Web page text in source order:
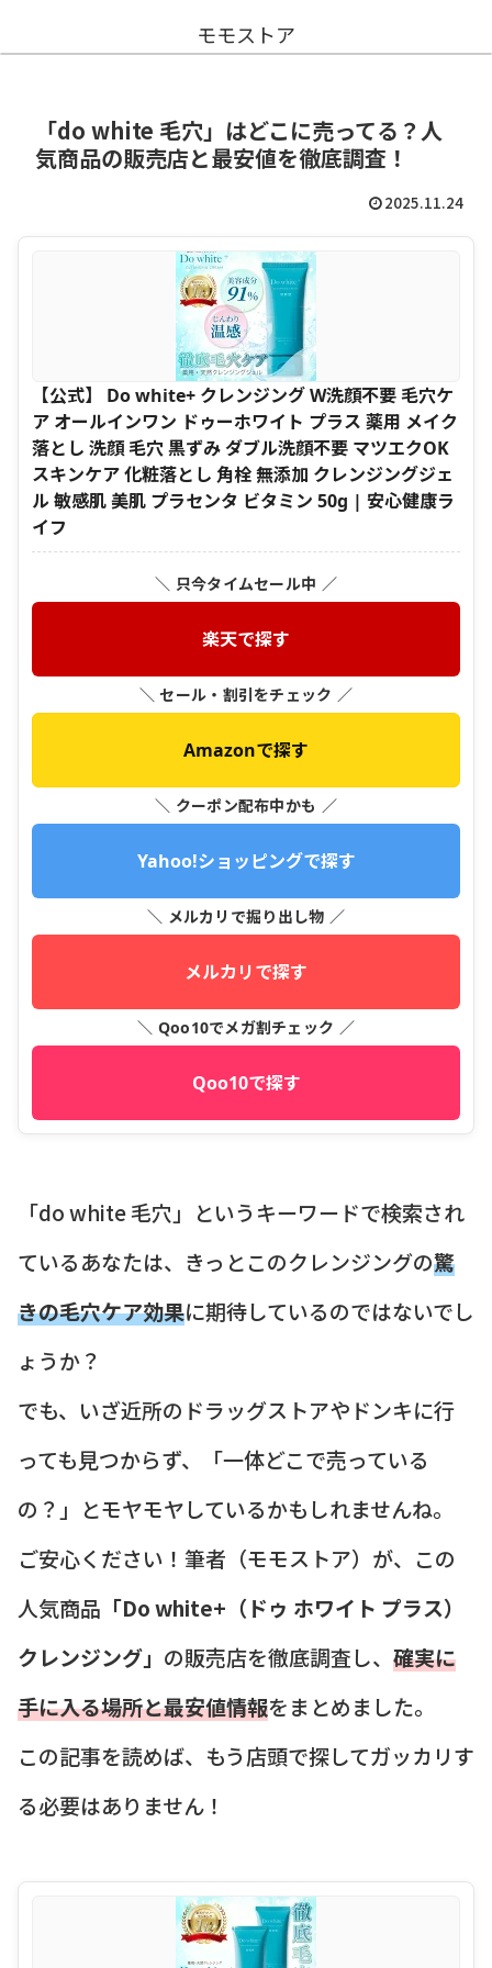
モモストア
「do white 毛穴」はどこに売ってる？人
気商品の販売店と最安値を徹底調査！
2025.11.24
【公式】 Do white+ クレンジング W洗顔不要 毛穴ケ
ア オールインワン ドゥーホワイト プラス 薬用 メイク
落とし 洗顔 毛穴 黒ずみ ダブル洗顔不要 マツエクOK
スキンケア 化粧落とし 角栓 無添加 クレンジングジェ
ル 敏感肌 美肌 プラセンタ ビタミン 50g | 安心健康ラ
イフ
＼ 只今タイムセール中 ／
楽天で探す
＼ セール・割引をチェック ／
Amazonで探す
＼ クーポン配布中かも ／
Yahoo!ショッピングで探す
＼ メルカリで掘り出し物 ／
メルカリで探す
＼ Qoo10でメガ割チェック ／
Qoo10で探す
「do white 毛穴」というキーワードで検索され
ているあなたは、きっとこのクレンジングの驚
きの毛穴ケア効果に期待しているのではないでし
ょうか？
でも、いざ近所のドラッグストアやドンキに行
っても見つからず、「一体どこで売っている
の？」とモヤモヤしているかもしれませんね。
ご安心ください！筆者（モモストア）が、この
人気商品 「Do white+（ドゥ ホワイト プラス）
クレンジング」 の販売店を徹底調査し、 確実に
手に入る場所と最安値情報をまとめました。
この記事を読めば、もう店頭で探してガッカリす
る必要はありません！